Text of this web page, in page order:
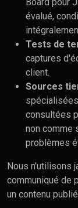
évalué,
Tests de
captures
client.
Sources
consultées
non comme
problèmes
Nous n'utilisons
communiqué de
un contenu